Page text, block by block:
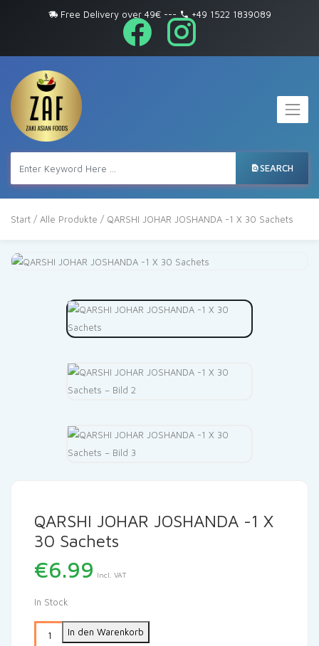
Free Delivery over 49€--- +49 1522 1839089
SEARCH
Start / Alle Produkte / QARSHI JOHAR JOSHANDA -1 X 30 Sachets
QARSHI JOHAR JOSHANDA -1 X
30 Sachets
€6.99 Incl. VAT
In Stock
In den Warenkorb